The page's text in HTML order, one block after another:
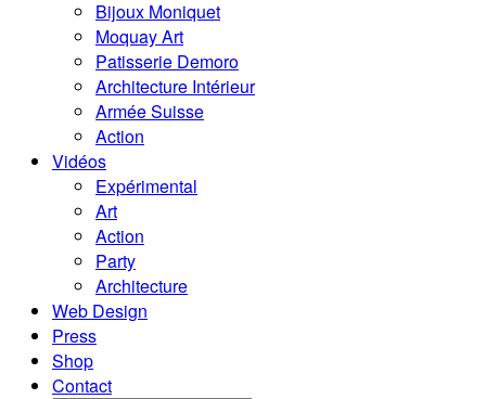
Bijoux Moniquet
Moquay Art
Patisserie Demoro
Architecture Intérieur
Armée Suisse
Action
Vidéos
Expérimental
Art
Action
Party
Architecture
Web Design
Press
Shop
Contact